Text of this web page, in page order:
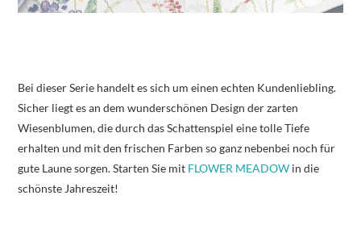
Bei dieser Serie handelt es sich um einen echten Kundenliebling.
Sicher liegt es an dem wunderschönen Design der zarten
Wiesenblumen, die durch das Schattenspiel eine tolle Tiefe
erhalten und mit den frischen Farben so ganz nebenbei noch für
gute Laune sorgen. Starten Sie mit FLOWER MEADOW in die
schönste Jahreszeit!